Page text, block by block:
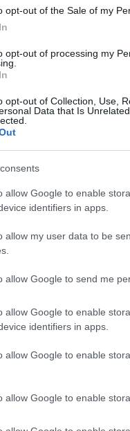
opt-out of the Sale of my
opt-out of processing my
opt-out of Collection, Use,
Data that Is
allow Google to enable
identifiers in apps.
allow my user data to be
allow Google to send me
allow Google to enable
identifiers in apps.
allow Google to enable
allow Google to enable
ενδιαφέροντα και
(Το περίφημο Tic-
από
του Πολεμικού
ελλειπτικό
Tic-Tac, να
έλικες και
προς τα
αισθητήρα μέσα σε